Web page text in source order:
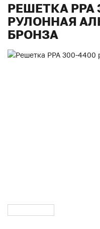
РЕШЕТКА PPA
РУЛОННАЯ
БРОНЗА